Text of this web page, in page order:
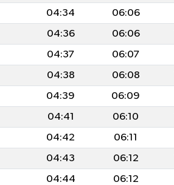
04:34 06:06
04:36 06:06
04:37 06:07
04:38 06:08
04:39 06:09
04:41 06:10
04:42 06:11
04:43 06:12
04:44 06:12